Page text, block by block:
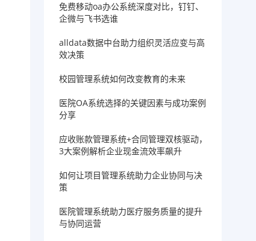
免费移动oa办公系统深度对比，钉钉、
企微与飞书选谁
alldata数据中台助力组织灵活应变与高
效决策
校园管理系统如何改变教育的未来
医院OA系统选择的关键因素与成功案例
分享
应收账款管理系统+合同管理双核驱动，
3大案例解析企业现金流效率飙升
如何让项目管理系统助力企业协同与决
策
医院管理系统助力医疗服务质量的提升
与协同运营